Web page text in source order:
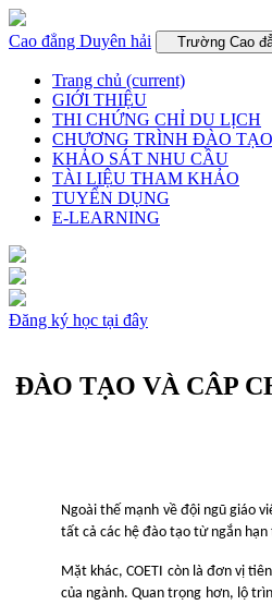
Cao đẳng Duyên hải Trường Cao
Trang chủ (current)
GIỚI THIỆU
THI CHỨNG CHỈ DU LỊCH
CHƯƠNG TRÌNH ĐÀO
KHẢO SÁT NHU CẦU
TÀI LIỆU THAM KHẢO
TUYỂN DỤNG
E-LEARNING
Đăng ký học tại đây
ĐÀO TẠO VÀ CÂP
Ngoài thế mạnh về đội ngũ giáo
tất cả các hệ đào tạo từ ngắn hạn
Mặt khác, COETI còn là đơn vị
của ngành. Quan trọng hơn, lộ